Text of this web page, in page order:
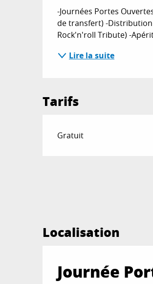
-Journées Portes
de transfert) -
Rock'n'roll Tribute) -
Lire la suite
Tarifs
Gratuit
Localisation
Journée